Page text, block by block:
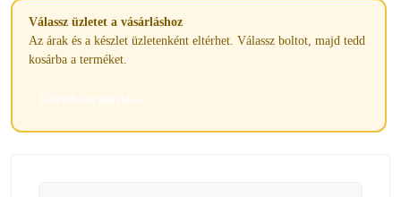
Válassz üzletet a vásárláshoz
Az árak és a készlet üzletenként eltérhet. Válassz boltot, majd tedd
kosárba a terméket.
Üzletek megnyitása